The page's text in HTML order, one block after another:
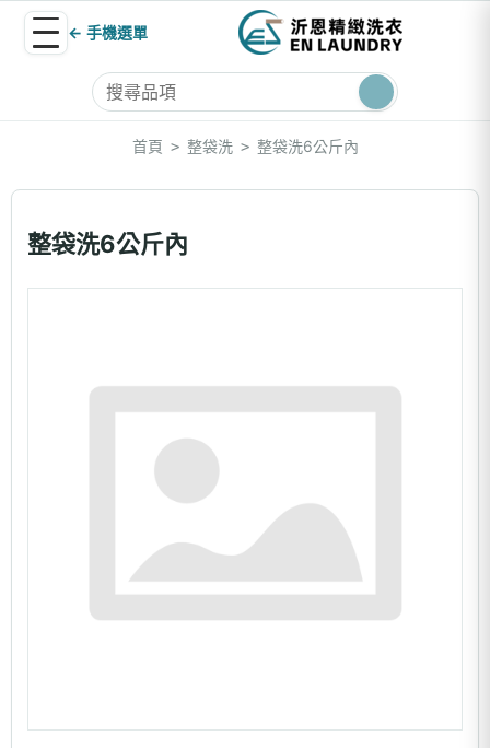
← 手機選單
首頁 > 整袋洗 > 整袋洗6公斤內
整袋洗6公斤內